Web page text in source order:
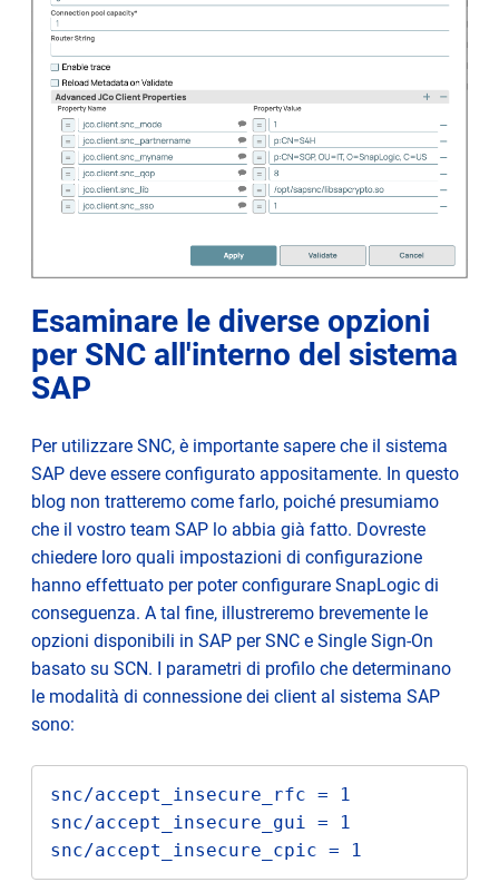
Esaminare le diverse opzioni
per SNC all'interno del sistema
SAP
Per utilizzare SNC, è importante sapere che il sistema
SAP deve essere configurato appositamente. In questo
blog non tratteremo come farlo, poiché presumiamo
che il vostro team SAP lo abbia già fatto. Dovreste
chiedere loro quali impostazioni di configurazione
hanno effettuato per poter configurare SnapLogic di
conseguenza. A tal fine, illustreremo brevemente le
opzioni disponibili in SAP per SNC e Single Sign-On
basato su SCN. I parametri di profilo che determinano
le modalità di connessione dei client al sistema SAP
sono:
snc/accept_insecure_rfc = 1
snc/accept_insecure_gui = 1
snc/accept_insecure_cpic = 1